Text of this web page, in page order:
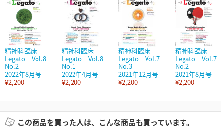
精神科臨床
Legato Vol.8
No.2
2022年8月号
¥2,200
精神科臨床
Legato Vol.8
No.1
2022年4月号
¥2,200
精神科臨床
Legato Vol.7
No.3
2021年12月号
¥2,200
精神科臨床
Legato Vol.7
No.2
2021年8月号
¥2,200
この商品を買った人は、こんな商品も買っています。